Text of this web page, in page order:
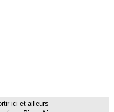
ici et ailleurs